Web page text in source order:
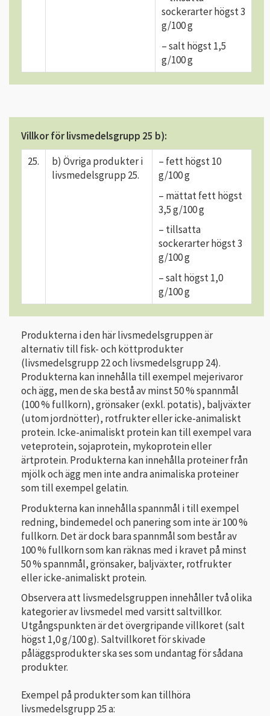
sockerarter högst 3
g/100 g
– salt högst 1,5
g/100 g
Villkor för livsmedelsgrupp 25 b):
25.
b) Övriga produkter i
livsmedelsgrupp 25.
– fett högst 10
g/100 g
– mättat fett högst
3,5 g/100 g
– tillsatta
sockerarter högst 3
g/100 g
– salt högst 1,0
g/100 g
Produkterna i den här livsmedelsgruppen är
alternativ till fisk- och köttprodukter
(livsmedelsgrupp 22 och livsmedelsgrupp 24).
Produkterna kan innehålla till exempel mejerivaror
och ägg, men de ska bestå av minst 50 % spannmål
(100 % fullkorn), grönsaker (exkl. potatis), baljväxter
(utom jordnötter), rotfrukter eller icke-animaliskt
protein. Icke-animaliskt protein kan till exempel vara
veteprotein, sojaprotein, mykoprotein eller
ärtprotein. Produkterna kan innehålla proteiner från
mjölk och ägg men inte andra animaliska proteiner
som till exempel gelatin.
Produkterna kan innehålla spannmål i till exempel
redning, bindemedel och panering som inte är 100 %
fullkorn. Det är dock bara spannmål som består av
100 % fullkorn som kan räknas med i kravet på minst
50 % spannmål, grönsaker, baljväxter, rotfrukter
eller icke-animaliskt protein.
Observera att livsmedelsgruppen innehåller två olika
kategorier av livsmedel med varsitt saltvillkor.
Utgångspunkten är det övergripande villkoret (salt
högst 1,0 g/100 g). Saltvillkoret för skivade
påläggsprodukter ska ses som undantag för sådana
produkter.
Exempel på produkter som kan tillhöra
livsmedelsgrupp 25 a: